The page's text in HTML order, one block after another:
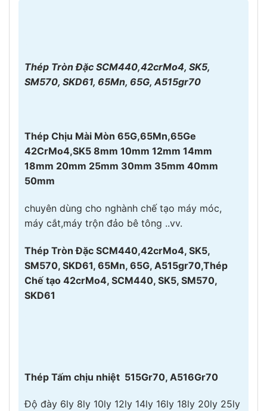
Thép Tròn Đặc SCM440,42crMo4, SK5,
SM570, SKD61, 65Mn, 65G, A515gr70
Thép Chịu Mài Mòn 65G,65Mn,65Ge
42CrMo4,SK5 8mm 10mm 12mm 14mm
18mm 20mm 25mm 30mm 35mm 40mm
50mm
chuyên dùng cho nghành chế tạo máy móc,
máy cắt,máy trộn đảo bê tông ..vv.
Thép Tròn Đặc SCM440,42crMo4, SK5,
SM570, SKD61, 65Mn, 65G, A515gr70,Thép
Chế tạo 42crMo4, SCM440, SK5, SM570,
SKD61
Thép Tấm chịu nhiệt 515Gr70, A516Gr70
Độ đày 6ly 8ly 10ly 12ly 14ly 16ly 18ly 20ly 25ly